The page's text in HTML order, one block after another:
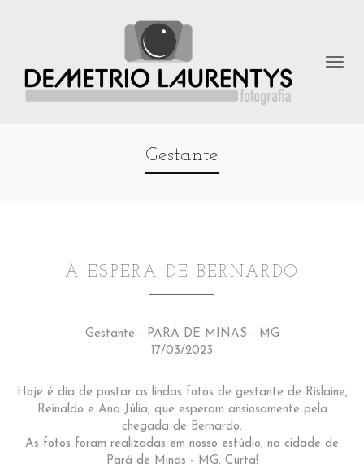
Gestante
À ESPERA DE BERNARDO
Gestante - PARÁ DE MINAS - MG
17/03/2023
Hoje é dia de postar as lindas fotos de gestante de Rislaine,
Reinaldo e Ana Júlia, que esperam ansiosamente pela
chegada de Bernardo.
As fotos foram realizadas em nosso estúdio, na cidade de
Pará de Minas - MG. Curta!